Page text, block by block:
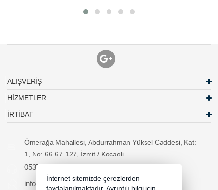
ALIŞVERİŞ
HİZMETLER
İRTİBAT
Ömerağa Mahallesi, Abdurrahman Yüksel Caddesi, Kat:
1, No: 66-67-127, İzmit / Kocaeli
05370294557
info@necipbilgisayar.net
İnternet sitemizde çerezlerden
faydalanılmaktadır. Ayrıntılı bilgi için